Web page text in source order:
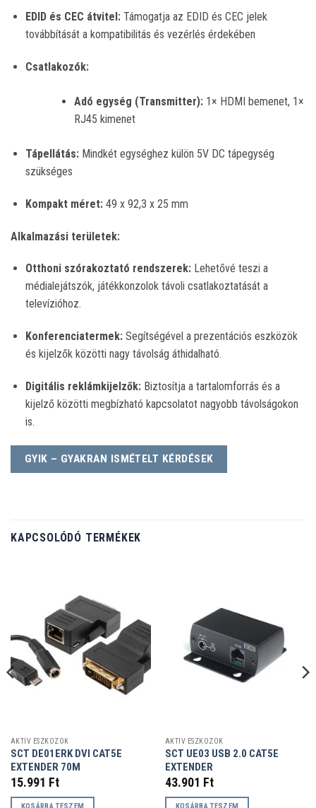
EDID és CEC átvitel: Támogatja az EDID és CEC jelek
továbbítását a kompatibilitás és vezérlés érdekében
Csatlakozók:
Adó egység (Transmitter): 1× HDMI bemenet, 1×
RJ45 kimenet
Tápellátás: Mindkét egységhez külön 5V DC tápegység
szükséges
Kompakt méret: 49 x 92,3 x 25 mm
Alkalmazási területek:
Otthoni szórakoztató rendszerek: Lehetővé teszi a
médialejátszók, játékkonzolok távoli csatlakoztatását a
televízióhoz.
Konferenciatermek: Segítségével a prezentációs eszközök
és kijelzők közötti nagy távolság áthidalható.
Digitális reklámkijelzők: Biztosítja a tartalomforrás és a
kijelző közötti megbízható kapcsolatot nagyobb távolságokon
is.
GYIK – GYAKRAN ISMÉTELT KÉRDÉSEK
KAPCSOLÓDÓ TERMÉKEK
AKTÍV ESZKÖZÖK
SCT DE01ERK DVI CAT5E
EXTENDER 70M
15.991 Ft
KOSÁRBA TESZEM
AKTÍV ESZKÖZÖK
SCT UE03 USB 2.0 CAT5E
EXTENDER
43.901 Ft
KOSÁRBA TESZEM